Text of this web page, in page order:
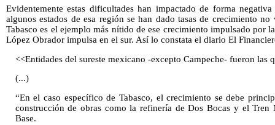
Evidentemente estas dificultades han impactado de forma
algunos estados de esa región se han dado tasas de crecimiento no
Tabasco es el ejemplo más nítido de ese crecimiento impulsado por
López Obrador impulsa en el sur. Así lo constata el diario El
<<Entidades del sureste mexicano -excepto Campeche- fueron las
(...)
“En el caso específico de Tabasco, el crecimiento se debe
construcción de obras como la refinería de Dos Bocas y el
Base.